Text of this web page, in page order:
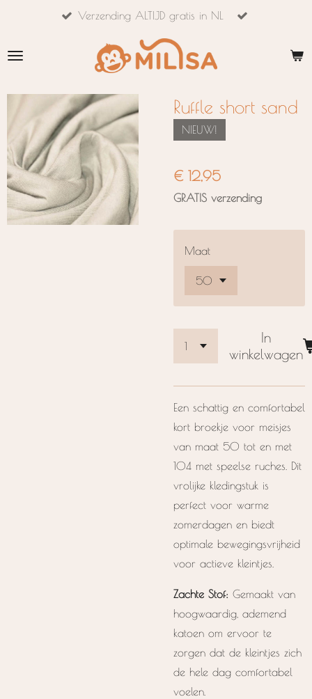
naar
hoofdinhoud
Verzending ALTIJD gratis in NL
Ruffle short sand
NIEUW!
€ 12,95
GRATIS verzending
Maat
In
winkelwagen
Een schattig en comfortabel
kort broekje voor meisjes
van maat 50 tot en met
104 met speelse ruches. Dit
vrolijke kledingstuk is
perfect voor warme
zomerdagen en biedt
optimale bewegingsvrijheid
voor actieve kleintjes.
Zachte Stof: Gemaakt van
hoogwaardig, ademend
katoen om ervoor te
zorgen dat de kleintjes zich
de hele dag comfortabel
voelen.